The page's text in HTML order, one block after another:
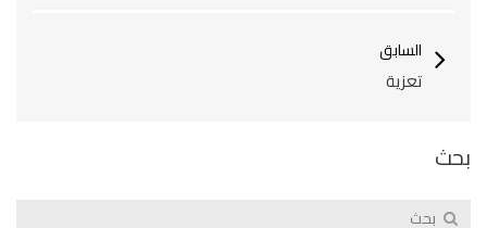
السابق
تعزية
بحث